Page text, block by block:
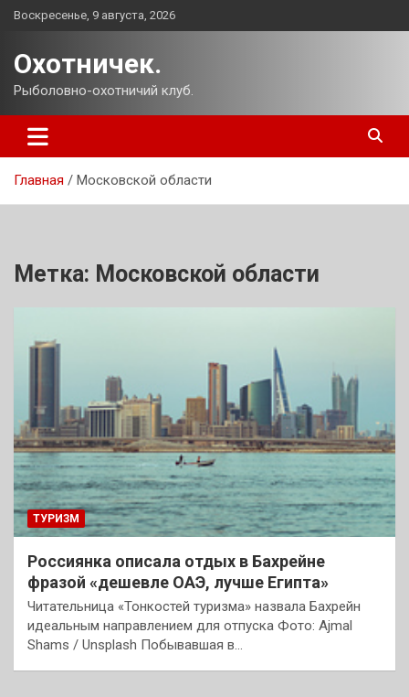
Перейти
Воскресенье, 9 августа, 2026
Охотничек.
Рыболовно-охотничий клуб.
Главная Московской области
Метка: Московской области
ТУРИЗМ
Россиянка описала отдых в Бахрейне
фразой «дешевле ОАЭ, лучше Египта»
Читательница «Тонкостей туризма» назвала Бахрейн
идеальным направлением для отпуска Фото: Ajmal
Shams / Unsplash Побывавшая в…